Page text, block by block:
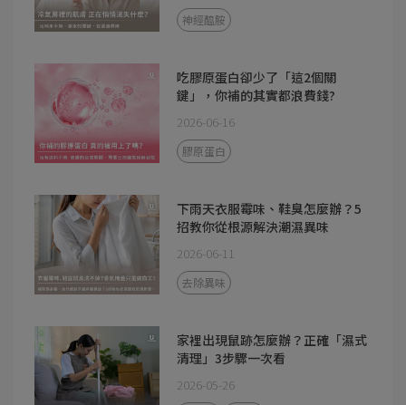
神經醯胺
吃膠原蛋白卻少了「這2個關
鍵」，你補的其實都浪費錢?
2026-06-16
膠原蛋白
下雨天衣服霉味、鞋臭怎麼辦？5
招教你從根源解決潮濕異味
2026-06-11
去除異味
家裡出現鼠跡怎麼辦？正確「濕式
清理」3步驟一次看
2026-05-26